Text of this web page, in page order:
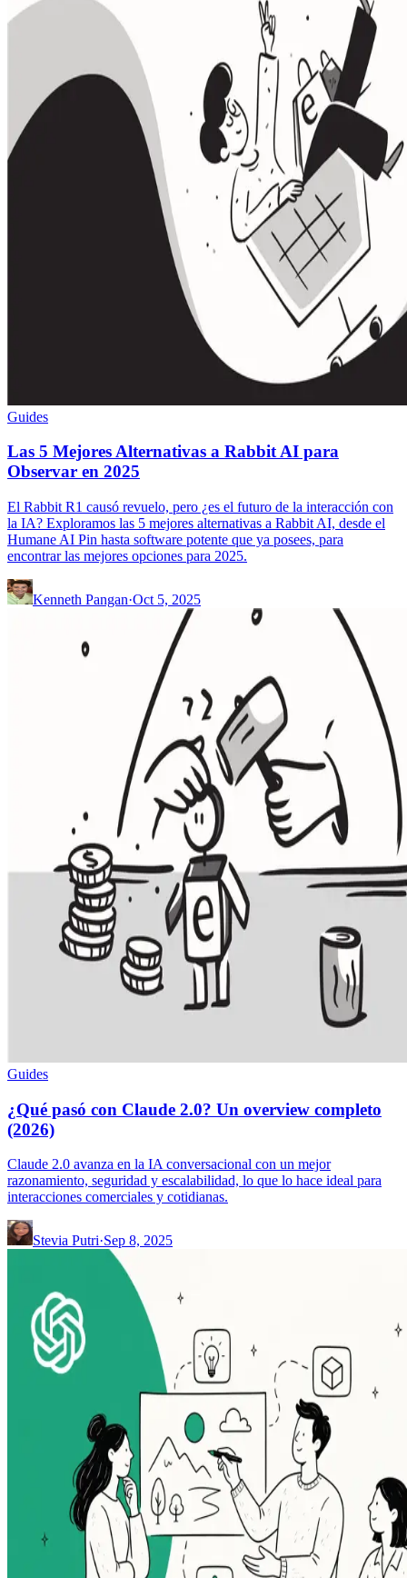
Guides
Las 5 Mejores Alternativas a Rabbit AI para
Observar en 2025
El Rabbit R1 causó revuelo, pero ¿es el futuro de la interacción con
la IA? Exploramos las 5 mejores alternativas a Rabbit AI, desde el
Humane AI Pin hasta software potente que ya posees, para
encontrar las mejores opciones para 2025.
Kenneth Pangan·Oct 5, 2025
Guides
¿Qué pasó con Claude 2.0? Un overview completo
(2026)
Claude 2.0 avanza en la IA conversacional con un mejor
razonamiento, seguridad y escalabilidad, lo que lo hace ideal para
interacciones comerciales y cotidianas.
Stevia Putri·Sep 8, 2025